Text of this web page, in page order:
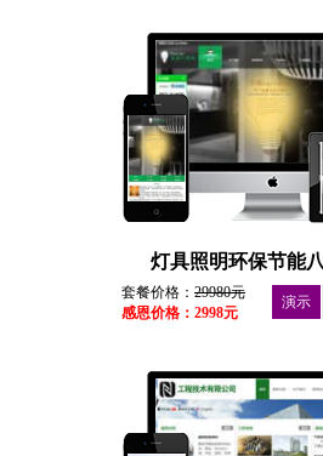
灯具照明环保节能
套餐价格： 29980元
感恩价格：2998元
演示